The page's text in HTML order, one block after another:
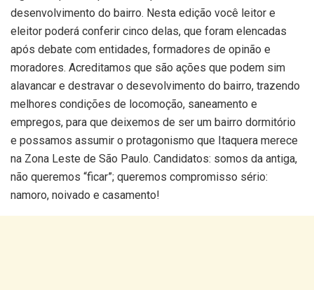
desenvolvimento do bairro. Nesta edição você leitor e
eleitor poderá conferir cinco delas, que foram elencadas
após debate com entidades, formadores de opinão e
moradores. Acreditamos que são ações que podem sim
alavancar e destravar o desevolvimento do bairro, trazendo
melhores condições de locomoção, saneamento e
empregos, para que deixemos de ser um bairro dormitório
e possamos assumir o protagonismo que Itaquera merece
na Zona Leste de São Paulo. Candidatos: somos da antiga,
não queremos “ficar”; queremos compromisso sério:
namoro, noivado e casamento!